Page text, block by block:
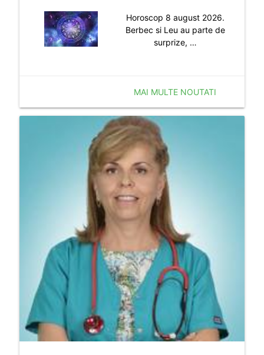
Horoscop 8 august 2026.
Berbec si Leu au parte de
surprize, …
MAI MULTE NOUTATI